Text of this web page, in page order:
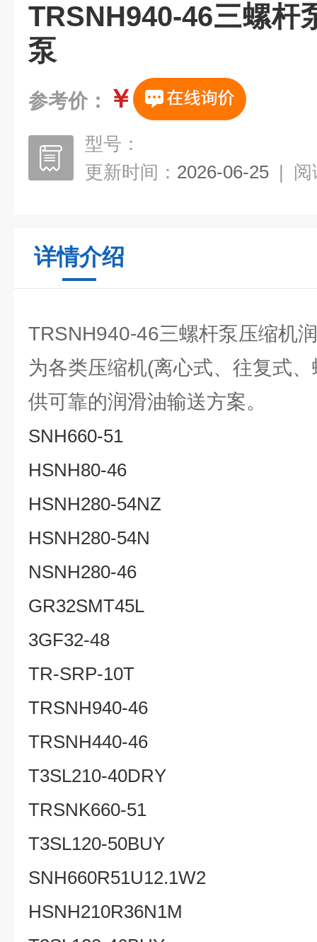
TRSNH940-46三螺杆
泵
参考价： ￥
型号：
更新时间： 2026-06-25 | 阅
详情介绍
TRSNH940-46三螺杆泵压缩机
为各类压缩机(离心式、往复式
供可靠的润滑油输送方案。
SNH660-51
HSNH80-46
HSNH280-54NZ
HSNH280-54N
NSNH280-46
GR32SMT45L
3GF32-48
TR-SRP-10T
TRSNH940-46
TRSNH440-46
T3SL210-40DRY
TRSNK660-51
T3SL120-50BUY
SNH660R51U12.1W2
HSNH210R36N1M